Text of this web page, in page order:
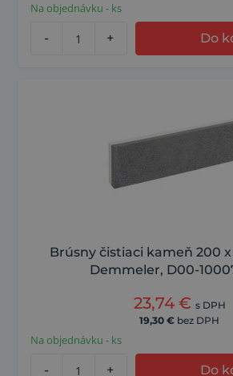
Na objednávku - ks
- + Do
Brúsny čistiaci kameň 200
Demmeler, D00-
23,74 € s DPH
19,30 € bez DPH
Na objednávku - ks
- + Do